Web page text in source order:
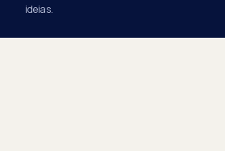
ideias.